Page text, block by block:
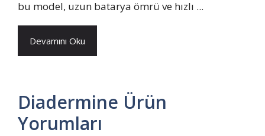
bu model, uzun batarya ömrü ve hızlı ...
Devamını Oku
Diadermine Ürün
Yorumları